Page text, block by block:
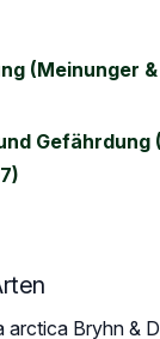
(Meinunger
Gefährdung
arctica Bryhn &